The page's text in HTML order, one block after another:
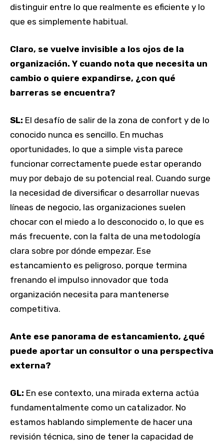
distinguir entre lo que realmente es eficiente y lo
que es simplemente habitual.
Claro, se vuelve invisible a los ojos de la
organización. Y cuando nota que necesita un
cambio o quiere expandirse, ¿con qué
barreras se encuentra?
SL: El desafío de salir de la zona de confort y de lo
conocido nunca es sencillo. En muchas
oportunidades, lo que a simple vista parece
funcionar correctamente puede estar operando
muy por debajo de su potencial real. Cuando surge
la necesidad de diversificar o desarrollar nuevas
líneas de negocio, las organizaciones suelen
chocar con el miedo a lo desconocido o, lo que es
más frecuente, con la falta de una metodología
clara sobre por dónde empezar. Ese
estancamiento es peligroso, porque termina
frenando el impulso innovador que toda
organización necesita para mantenerse
competitiva.
Ante ese panorama de estancamiento, ¿qué
puede aportar un consultor o una perspectiva
externa?
GL: En ese contexto, una mirada externa actúa
fundamentalmente como un catalizador. No
estamos hablando simplemente de hacer una
revisión técnica, sino de tener la capacidad de